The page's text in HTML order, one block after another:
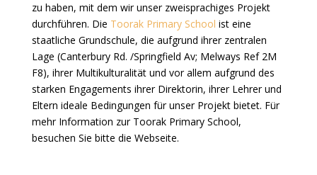
zu haben, mit dem wir unser zweisprachiges Projekt
durchführen. Die Toorak Primary School ist eine
staatliche Grundschule, die aufgrund ihrer zentralen
Lage (Canterbury Rd. /Springfield Av; Melways Ref 2M
F8), ihrer Multikulturalität und vor allem aufgrund des
starken Engagements ihrer Direktorin, ihrer Lehrer und
Eltern ideale Bedingungen für unser Projekt bietet. Für
mehr Information zur Toorak Primary School,
besuchen Sie bitte die Webseite.